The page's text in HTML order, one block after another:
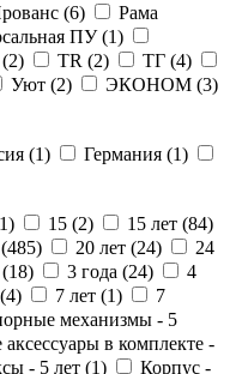
(6)
Рама
ПУ (1)
2) ТR (2) ТГ (4)
Уют (2) ЭКОНОМ (3)
(1) Германия (1)
) 15 (2) 15 лет (84)
485) 20 лет (24)
24
18) 3 года (24)
4
4) 7 лет (1)
7
механизмы - 5
в комплекте -
- 5 лет (1) Корпус -